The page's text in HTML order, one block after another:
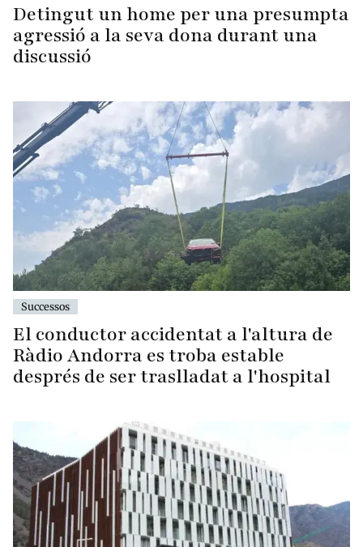
Detingut un home per una presumpta
agressió a la seva dona durant una
discussió
Successos
El conductor accidentat a l'altura de
Ràdio Andorra es troba estable
després de ser traslladat a l'hospital